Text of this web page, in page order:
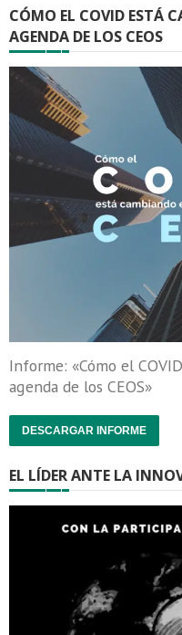
CÓMO EL COVID ESTÁ
AGENDA DE LOS CEOS
Informe: «Cómo el
agenda de los CEOS»
DESCARGAR INFORME
EL LÍDER ANTE LA